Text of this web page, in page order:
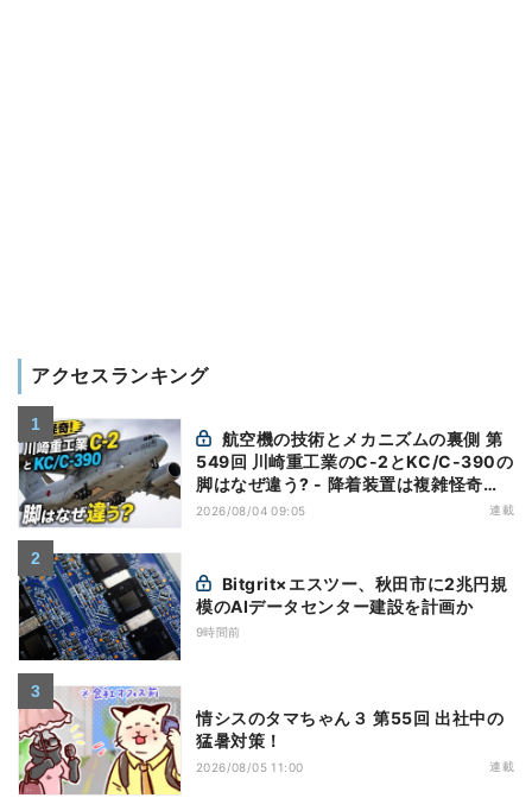
アクセスランキング
549回 川崎重工業のC-2とKC/C-390の
脚はなぜ違う? - 降着装置は複雑怪奇
(5)|軍用輸送機(10)
2026/08/04 09:05 連載
模のAIデータセンター建設を計画か
9時間前
情シスのタマちゃん３ 第55回 出社中の
猛暑対策！
2026/08/05 11:00 連載